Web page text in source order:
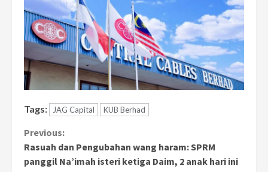
Tags: JAG Capital KUB Berhad
Continue
Reading
Previous:
Rasuah dan Pengubahan wang haram: SPRM
panggil Na’imah isteri ketiga Daim, 2 anak hari ini